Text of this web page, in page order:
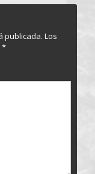
publicada. Los
*